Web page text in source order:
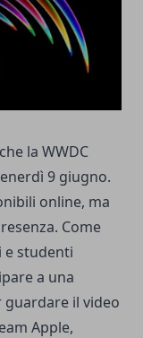
la WWDC
9 giugno.
online, ma
Come
e studenti
a una
guardare il video
Apple,